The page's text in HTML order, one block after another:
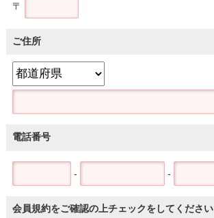
〒
ご住所
電話番号
- -
会員規約をご確認の上チェックをしてください